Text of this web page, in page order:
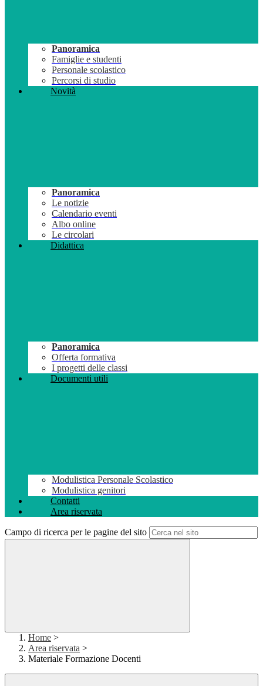
Panoramica
Famiglie e studenti
Personale scolastico
Percorsi di studio
Novità
Panoramica
Le notizie
Calendario eventi
Albo online
Le circolari
Didattica
Panoramica
Offerta formativa
I progetti delle classi
Documenti utili
Modulistica Personale Scolastico
Modulistica genitori
Contatti
Area riservata
Campo di ricerca per le pagine del sito
Home >
Area riservata >
Materiale Formazione Docenti